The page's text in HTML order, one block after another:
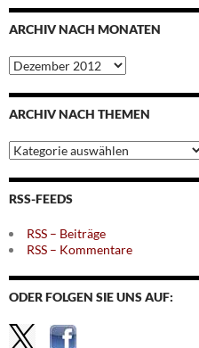
ARCHIV NACH MONATEN
Archiv
nach
Monaten
ARCHIV NACH THEMEN
Archiv
nach
Themen
RSS-FEEDS
RSS – Beiträge
RSS – Kommentare
ODER FOLGEN SIE UNS AUF: